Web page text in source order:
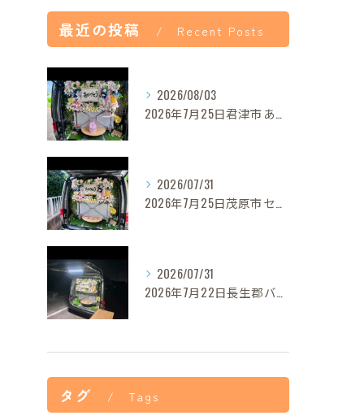
最近の投稿 Recent Posts
2026/08/03
2026年7月25日君津市あずきちゃんご葬儀
2026/07/31
2026年7月25日茂原市セレナちゃんご葬儀
2026/07/31
2026年7月22日長生郡バロンちゃんご葬儀
タグ Tags